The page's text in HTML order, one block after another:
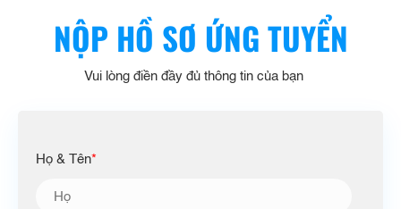
NỘP HỒ SƠ ỨNG TUYỂN
Vui lòng điền đầy đủ thông tin của bạn
Họ & Tên*